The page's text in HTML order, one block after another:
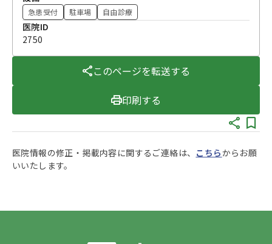
急患受付 駐車場 自由診療
医院ID
2750
このページを転送する
印刷する
医院情報の修正・掲載内容に関するご連絡は、 こちらからお願
いいたします。